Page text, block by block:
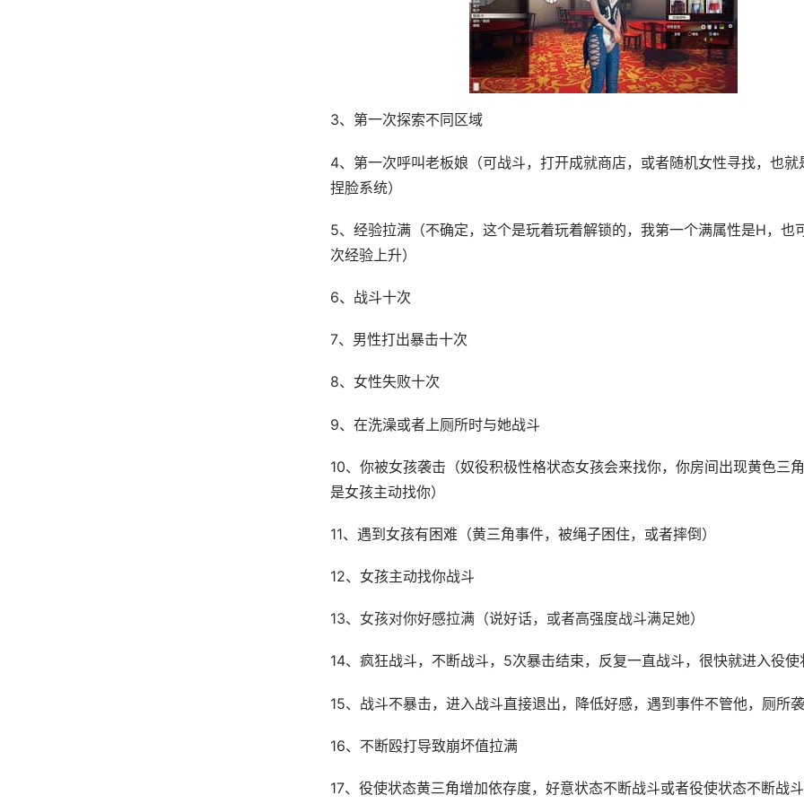
3、第一次探索不同区域
4、第一次呼叫老板娘（可战斗，打开成就商店，或者随机女性寻找，也就
捏脸系统）
5、经验拉满（不确定，这个是玩着玩着解锁的，我第一个满属性是H，也
次经验上升）
6、战斗十次
7、男性打出暴击十次
8、女性失败十次
9、在洗澡或者上厕所时与她战斗
10、你被女孩袭击（奴役积极性格状态女孩会来找你，你房间出现黄色三
是女孩主动找你）
11、遇到女孩有困难（黄三角事件，被绳子困住，或者摔倒）
12、女孩主动找你战斗
13、女孩对你好感拉满（说好话，或者高强度战斗满足她）
14、疯狂战斗，不断战斗，5次暴击结束，反复一直战斗，很快就进入役使
15、战斗不暴击，进入战斗直接退出，降低好感，遇到事件不管他，厕所
16、不断殴打导致崩坏值拉满
17、役使状态黄三角增加依存度，好意状态不断战斗或者役使状态不断战